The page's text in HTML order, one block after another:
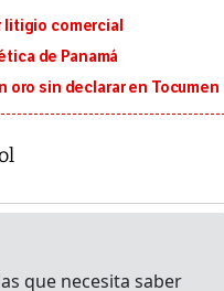
litigio comercial
de Panamá
sin declarar en Tocumen
la prefectura de Kumamoto,
Japón, provocando una
de gran...